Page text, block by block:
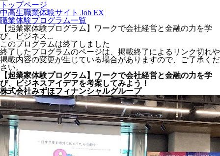
トップページ
中高生職業体験サイト Job EX
職業体験プログラム一覧
【起業家体験プログラム】ワークで会社経営と金融の力を学
び、ビジネス...
このプログラムは終了しました
終了したプログラムのページは、掲載終了によるリンク切れや
掲載内容の変更が生じている場合がありますので、ご了承くだ
さい。
【起業家体験プログラム】ワークで会社経営と金融の力を学
び、ビジネスアイデアを考案してみよう！
株式会社みずほフィナンシャルグループ